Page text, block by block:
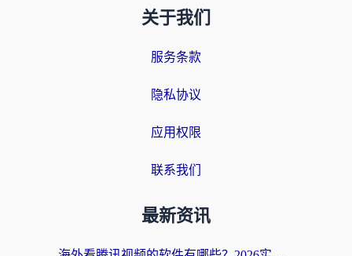
关于我们
服务条款
隐私协议
应用权限
联系我们
最新资讯